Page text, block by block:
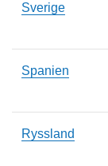
Sverige
Spanien
Ryssland